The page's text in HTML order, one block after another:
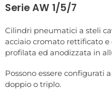
Serie AW 1/5/7
Cilindri pneumatici a steli
acciaio cromato rettificato e
profilata ed anodizzata in
Possono essere configurati
doppio o triplo.